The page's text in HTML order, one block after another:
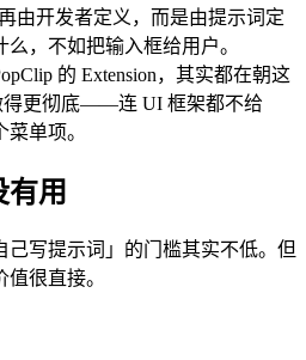
由开发者定义，而是由提示词定
，不如把输入框给用户。
的 Extension，其实都在朝这
得更彻底——连 UI 框架都不给
单项。
用
己写提示词」的门槛其实不低。但
很直接。